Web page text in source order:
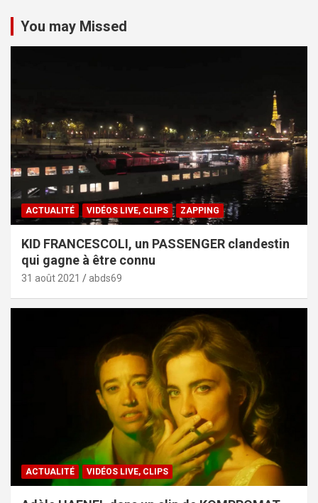
You may Missed
ACTUALITÉ VIDÉOS LIVE, CLIPS ZAPPING
KID FRANCESCOLI, un PASSENGER clandestin
qui gagne à être connu
31 août 2021 abds69
ACTUALITÉ VIDÉOS LIVE, CLIPS